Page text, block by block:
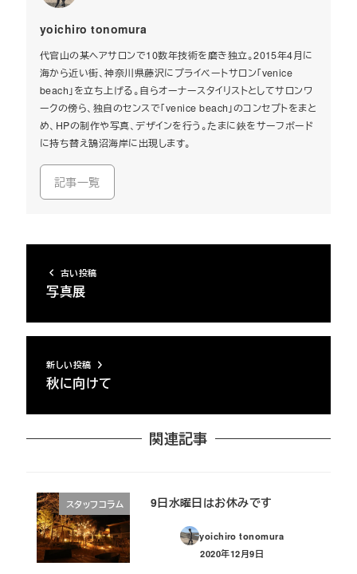
yoichiro tonomura
代官山の某ヘアサロンで10数年技術を磨き独立。2015年4月に
海から近い街、神奈川県藤沢にプライベートサロン「venice
beach」を立ち上げる。自らオーナースタイリストとしてサロンワ
ークの傍ら、独自のセンスで「venice beach」のコンセプトをまと
め、HPの制作や写真、デザインを行う。たまに鋏をサーフボード
に持ち替え鵠沼海岸に出現します。
記事一覧
古い投稿
写真展
新しい投稿
秋に向けて
関連記事
スタッフコラム 9日水曜日はお休みです
yoichiro tonomura
投稿日
2020年12月9日